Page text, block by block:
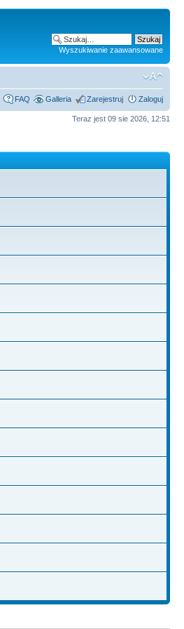
Wyszukiwanie zaawansowane
FAQ Galleria Zarejestruj Zaloguj
Teraz jest 09 sie 2026, 12:51